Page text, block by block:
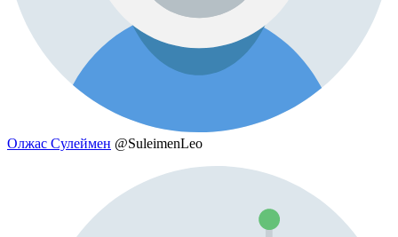
Олжас Сулеймен @SuleimenLeo